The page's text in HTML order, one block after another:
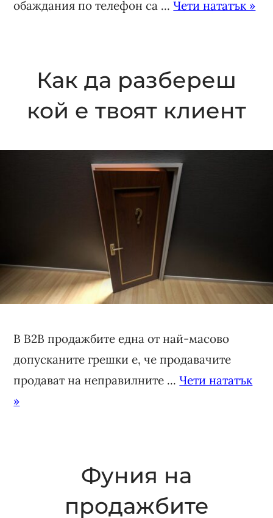
обаждания по телефон са ...Чети нататък »
Как да разбереш
кой е твоят клиент
В B2B продажбите една от най-масово
допусканите грешки е, че продавачите
продават на неправилните ...Чети нататък
»
Фуния на
продажбите